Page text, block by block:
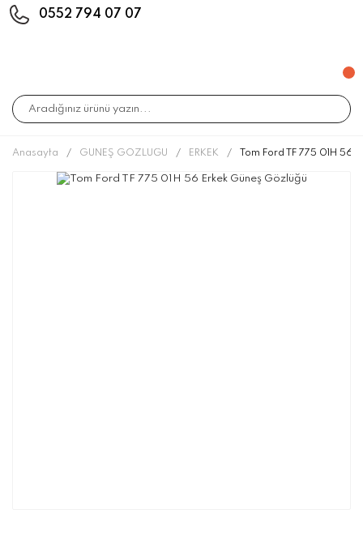
0552 794 07 07
Anasayfa GÜNEŞ GÖZLÜĞÜ ERKEK Tom Ford TF 775 01H 56